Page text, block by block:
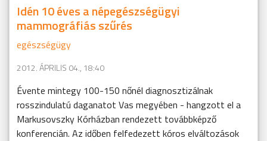
Idén 10 éves a népegészségügyi
mammográfiás szűrés
egészségügy
2012. ÁPRILIS 04., 18:40
Évente mintegy 100-150 nőnél diagnosztizálnak
rosszindulatú daganatot Vas megyében - hangzott el a
Markusovszky Kórházban rendezett továbbképző
konferencián. Az időben felfedezett kóros elváltozások